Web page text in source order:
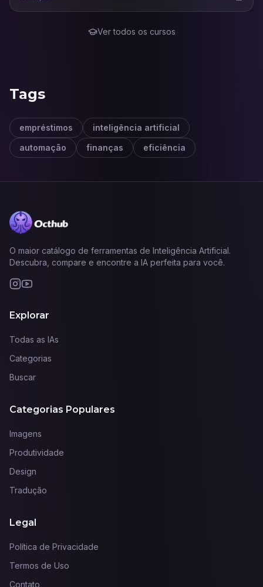
campanhas eficazes. Ver todos os cursos
Tags
empréstimos
inteligência artificial
automação
finanças eficiência
O maior catálogo de ferramentas de Inteligência Artificial.
Descubra, compare e encontre a IA perfeita para você.
Explorar
Todas as IAs
Categorias
Buscar
Categorias Populares
Imagens
Produtividade
Design
Tradução
Legal
Política de Privacidade
Termos de Uso
Contato